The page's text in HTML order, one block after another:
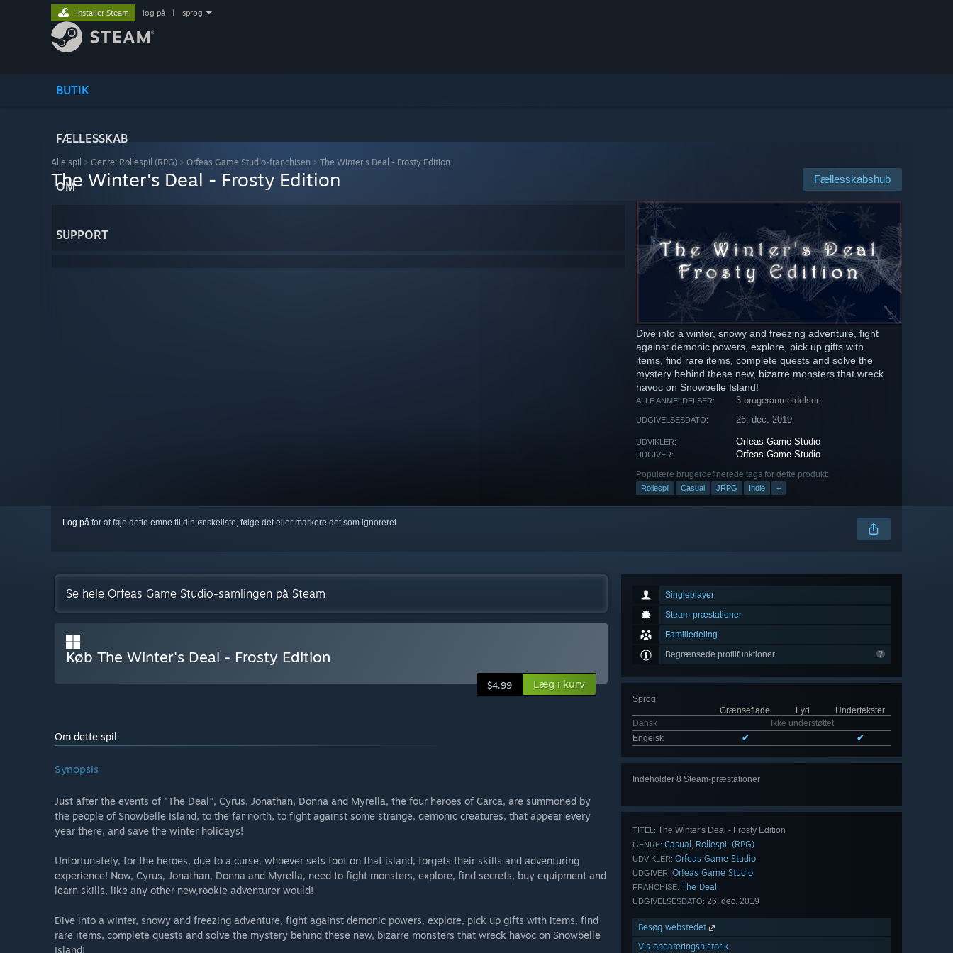
BUTIK
FÆLLESSKAB
OM
SUPPORT
Installer Steam log på sprog
Alle spil > Genre: Rollespil (RPG) > Orfeas Game Studio-franchisen > The Winter's Deal - Frosty Edition
Fællesskabshub
The Winter's Deal - Frosty Edition
Dive into a winter, snowy and freezing adventure, fight
against demonic powers, explore, pick up gifts with
items, find rare items, complete quests and solve the
mystery behind these new, bizarre monsters that wreck
havoc on Snowbelle Island!
ALLE ANMELDELSER: 3 brugeranmeldelser
UDGIVELSESDATO: 26. dec. 2019
UDVIKLER: Orfeas Game Studio
UDGIVER: Orfeas Game Studio
Populære brugerdefinerede tags for dette produkt:
Rollespil Casual JRPG Indie +
Log på for at føje dette emne til din ønskeliste, følge det eller markere det som ignoreret
Singleplayer
Steam-præstationer
Familiedeling
Begrænsede profilfunktioner
Sprog:
Grænseflade
Lyd
Undertekster
Dansk
Ikke understøttet
Engelsk
✔ ✔
Indeholder 8 Steam-præstationer
TITEL: The Winter's Deal - Frosty Edition
GENRE: Casual , Rollespil (RPG)
UDVIKLER: Orfeas Game Studio
UDGIVER: Orfeas Game Studio
FRANCHISE: The Deal
UDGIVELSESDATO: 26. dec. 2019
Besøg webstedet
Vis opdateringshistorik
Se hele Orfeas Game Studio-samlingen på Steam
Køb The Winter's Deal - Frosty Edition
$4.99 Læg i kurv
Om dette spil
Synopsis
Just after the events of "The Deal", Cyrus, Jonathan, Donna and Myrella, the four heroes of Carca, are summoned by
the people of Snowbelle Island, to the far north, to fight against some strange, demonic creatures, that appear every
year there, and save the winter holidays!
Unfortunately, for the heroes, due to a curse, whoever sets foot on that island, forgets their skills and adventuring
experience! Now, Cyrus, Jonathan, Donna and Myrella, need to fight monsters, explore, find secrets, buy equipment and
learn skills, like any other new,rookie adventurer would!
Dive into a winter, snowy and freezing adventure, fight against demonic powers, explore, pick up gifts with items, find
rare items, complete quests and solve the mystery behind these new, bizarre monsters that wreck havoc on Snowbelle
Island!